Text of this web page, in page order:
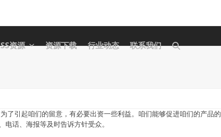
资源 资源下载 行业动态 联系我们
了引起咱们的留意，有必要出资一些利益。咱们能够促进咱们的产品的
话、海报等及时告诉方针受众。